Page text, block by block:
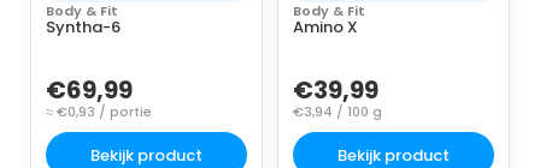
Body & Fit
Syntha-6
€69,99
≈ €0,93 / portie
Bekijk product
Body & Fit
Amino X
€39,99
€3,94 / 100 g
Bekijk product